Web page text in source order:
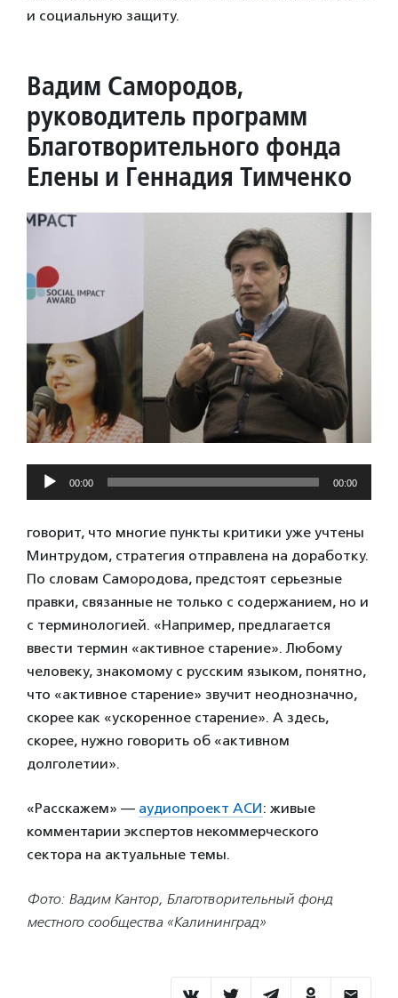
и социальную защиту.
Вадим Самородов,
руководитель программ
Благотворительного фонда
Елены и Геннадия Тимченко
Аудиоплеер
00:00 00:00
говорит, что многие пункты критики уже учтены
Минтрудом, стратегия отправлена на доработку.
По словам Самородова, предстоят серьезные
правки, связанные не только с содержанием, но и
с терминологией. «Например, предлагается
ввести термин «активное старение». Любому
человеку, знакомому с русским языком, понятно,
что «активное старение» звучит неоднозначно,
скорее как «ускоренное старение». А здесь,
скорее, нужно говорить об «активном
долголетии».
«Расскажем» — аудиопроект АСИ: живые
комментарии экспертов некоммерческого
сектора на актуальные темы.
Фото: Вадим Кантор, Благотворительный фонд
местного сообщества «Калининград»